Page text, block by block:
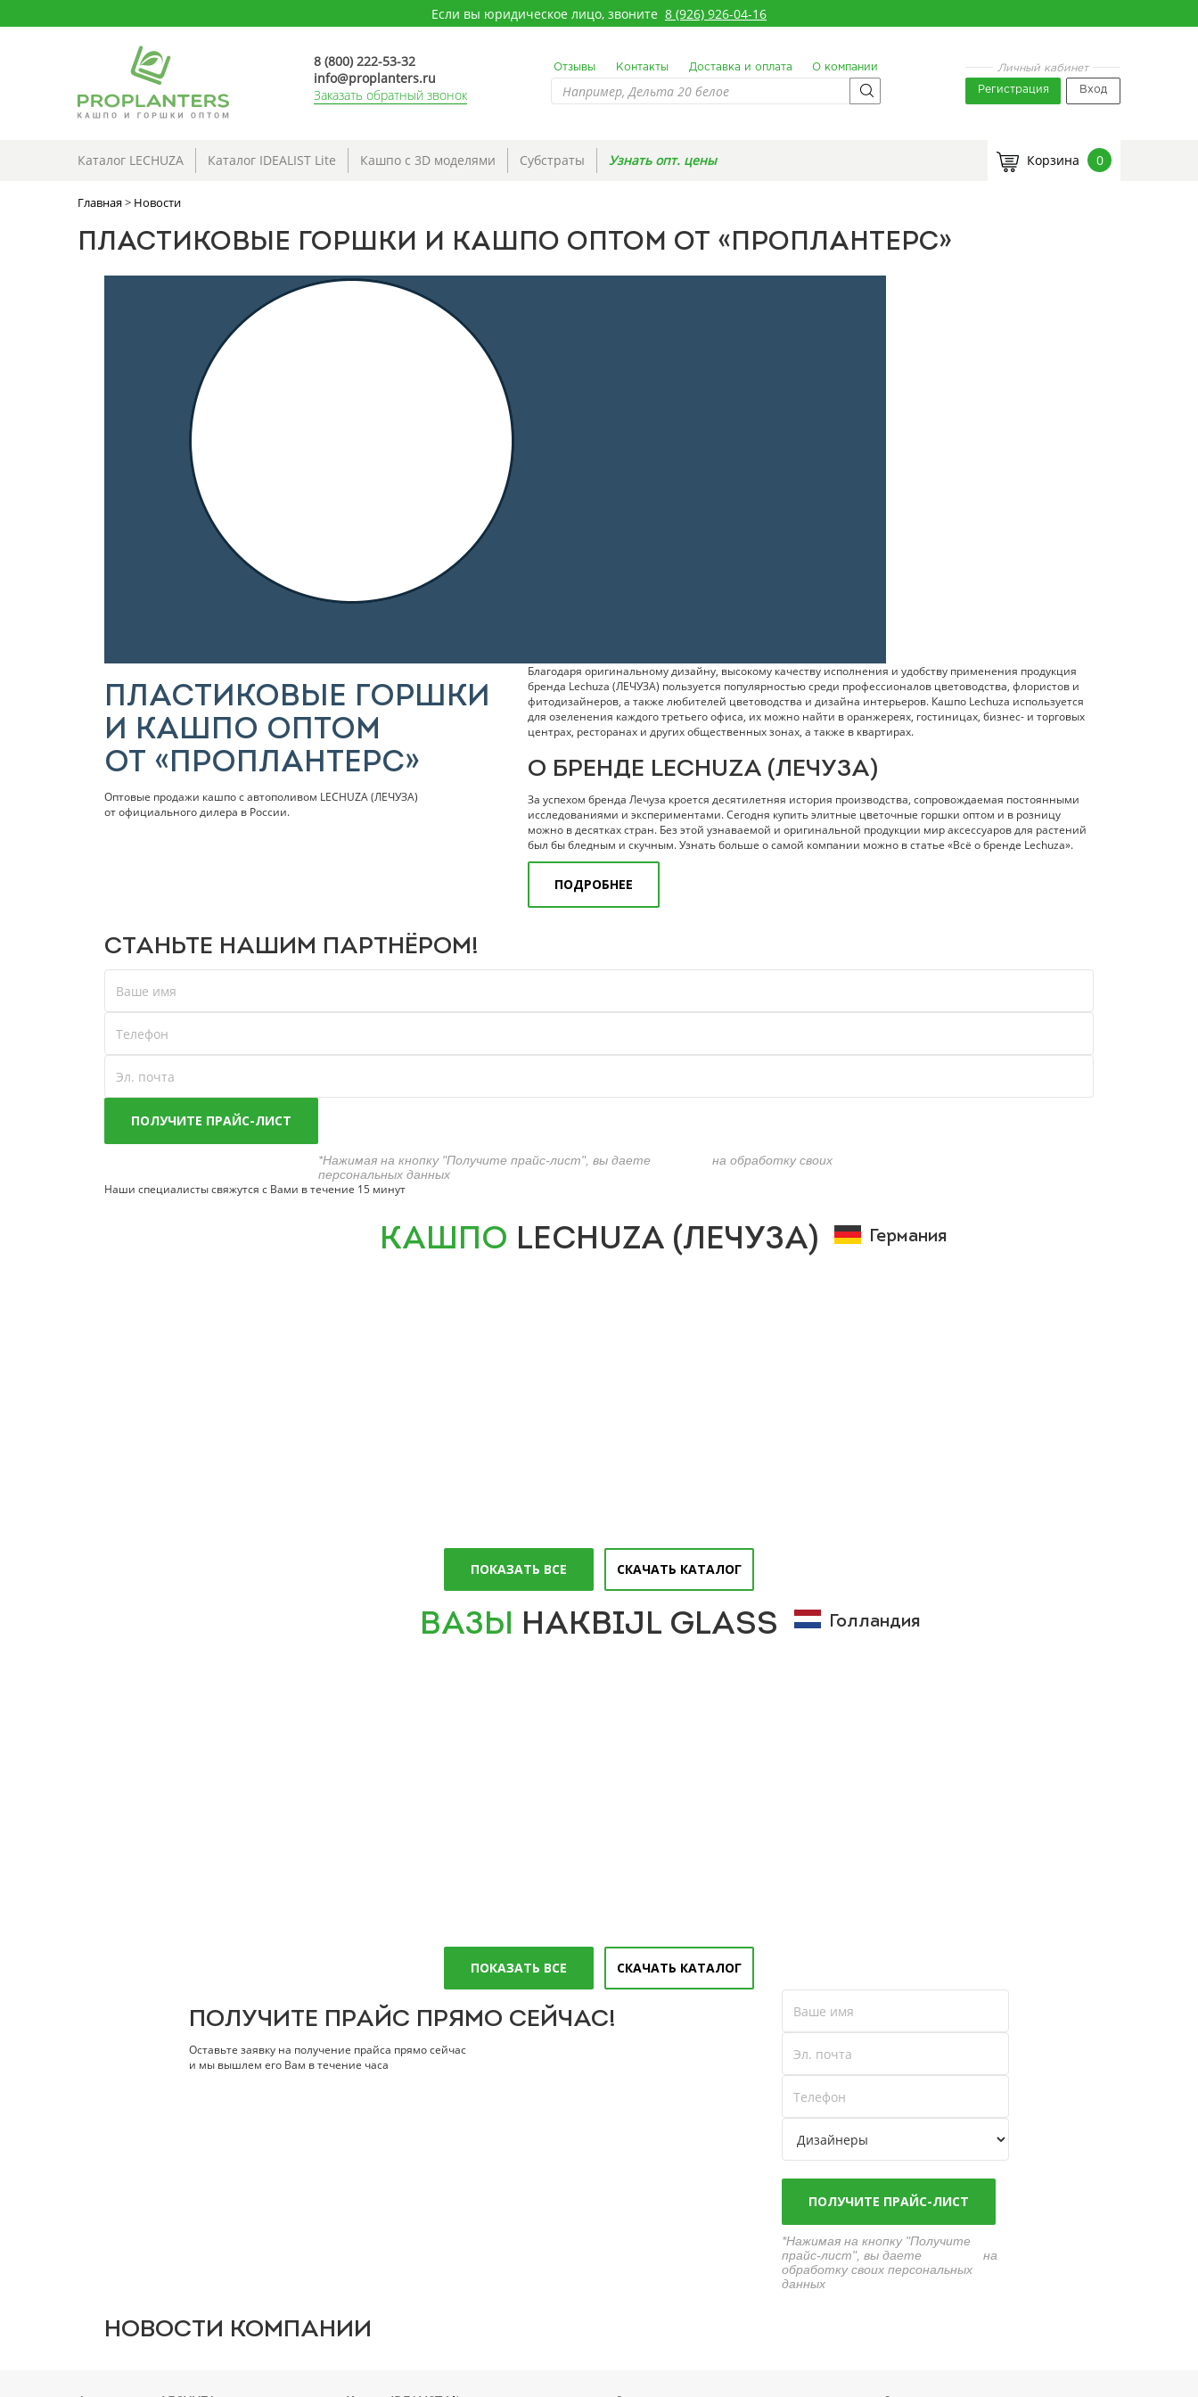
Если вы юридическое лицо, звоните 8 (926) 926-04-16
8 (800) 222-53-32
info@proplanters.ru
Заказать обратный звонок
Отзывы Контакты Доставка и оплата О компании Личный кабинет
Регистрация Вход
Каталог LECHUZA Каталог IDEALIST Lite Кашпо с 3D моделями Субстраты Узнать опт. цены Корзина 0
Главная> Новости
ПЛАСТИКОВЫЕ ГОРШКИ И КАШПО ОПТОМ ОТ «ПРОПЛАНТЕРС»
ПЛАСТИКОВЫЕ ГОРШКИ
И КАШПО ОПТОМ
ОТ «ПРОПЛАНТЕРС»
Оптовые продажи кашпо с автополивом LECHUZA (ЛЕЧУЗА)
от официального дилера в России.
Благодаря оригинальному дизайну, высокому качеству исполнения и удобству применения продукция
бренда Lechuza (ЛЕЧУЗА) пользуется популярностью среди профессионалов цветоводства, флористов и
фитодизайнеров, а также любителей цветоводства и дизайна интерьеров. Кашпо Lechuza используется
для озеленения каждого третьего офиса, их можно найти в оранжереях, гостиницах, бизнес- и торговых
центрах, ресторанах и других общественных зонах, а также в квартирах.
О БРЕНДЕ LECHUZA (ЛЕЧУЗА)
За успехом бренда Лечуза кроется десятилетняя история производства, сопровождаемая постоянными
исследованиями и экспериментами. Сегодня купить элитные цветочные горшки оптом и в розницу
можно в десятках стран. Без этой узнаваемой и оригинальной продукции мир аксессуаров для растений
был бы бледным и скучным. Узнать больше о самой компании можно в статье «Всё о бренде Lechuza».
ПОДРОБНЕЕ
СТАНЬТЕ НАШИМ ПАРТНЁРОМ!
*Нажимая на кнопку "Получите прайс-лист", вы даете
на обработку своих
персональных данных
Наши специалисты свяжутся с Вами в течение 15 минут
КАШПО LECHUZA (ЛЕЧУЗА) Германия
ПОКАЗАТЬ ВСЕ СКАЧАТЬ КАТАЛОГ
ВАЗЫ HAKBIJL GLASS Голландия
ПОКАЗАТЬ ВСЕ СКАЧАТЬ КАТАЛОГ
ПОЛУЧИТЕ ПРАЙС ПРЯМО СЕЙЧАС!
Оставьте заявку на получение прайса прямо сейчас
и мы вышлем его Вам в течение часа
*Нажимая на кнопку "Получите
прайс-лист", вы даете
на
обработку своих персональных
данных
НОВОСТИ КОМПАНИИ